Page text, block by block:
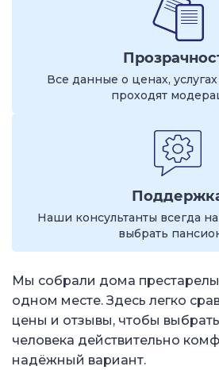
Все данные о ценах,
проходят
Наши консультанты всегда
выбрать
Мы собрали дома
одном месте. Здесь легко
цены и отзывы, чтобы
человека действительно
надёжный вариант.